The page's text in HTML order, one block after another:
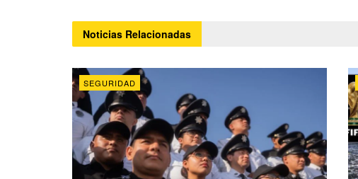
Noticias Relacionadas
SEGURIDAD